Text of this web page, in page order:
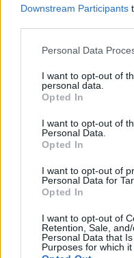
Downstream Participants
Please note that this
not limited to your visit or
grant or deny consent to
use your data for below
consent section.
Personal Data
I want to opt-out of
personal data.
Opted In
I want to opt-out of
Personal Data.
Opted In
I want to opt-out of
Personal Data for
Opted In
I want to opt-out of
Retention, Sale,
Personal Data that
Purposes for which it
Az
Hardver|
Mobil|